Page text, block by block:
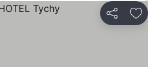
Bagikan